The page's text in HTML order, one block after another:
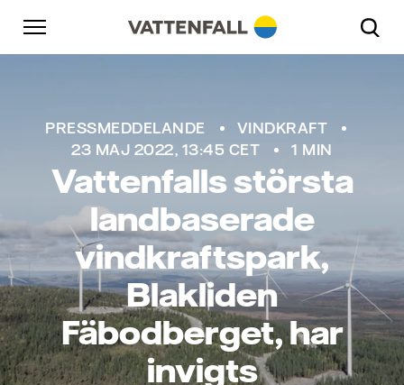
Skip to content
Gå till huvudnavigeringen
Gå till sidfoten
PRESSMEDDELANDE
VINDKRAFT
23 MAJ 2022, 13:45 CET
1 MIN
Vattenfalls största
landbaserade
vindkraftspark,
Blakliden
Fäbodberget, har
invigts
Gå till huvudnavigeringen